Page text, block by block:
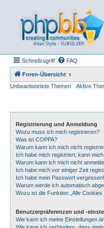
Schnellzugriff FAQ
Foren-Übersicht
Unbeantwortete Themen
Aktive
Registrierung und Anmeldung
Wozu muss ich mich registrieren?
Was ist COPPA?
Warum kann ich mich nicht
Ich habe mich registriert, kann
Warum kann ich mich nicht
Ich habe mich vor einiger Zeit
Ich habe mein Passwort vergessen!
Warum werde ich automatisch
Wozu ist die Funktion „Alle Cookies
Benutzerpräferenzen und -
Wie kann ich meine Einstellungen